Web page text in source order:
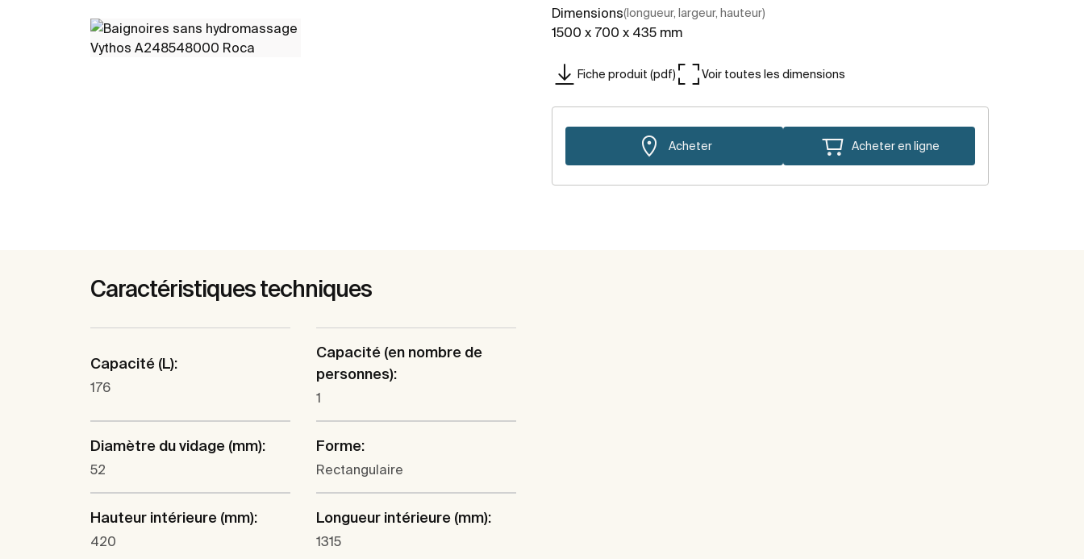
Dimensions(longueur, largeur, hauteur)
1500 x 700 x 435 mm
Fiche produit (pdf) Voir toutes les dimensions
Acheter Acheter en ligne
Caractéristiques techniques
Capacité (L):
176
Capacité (en nombre de
personnes):
1
Diamètre du vidage (mm):
52
Forme:
Rectangulaire
Hauteur intérieure (mm):
420
Longueur intérieure (mm):
1315